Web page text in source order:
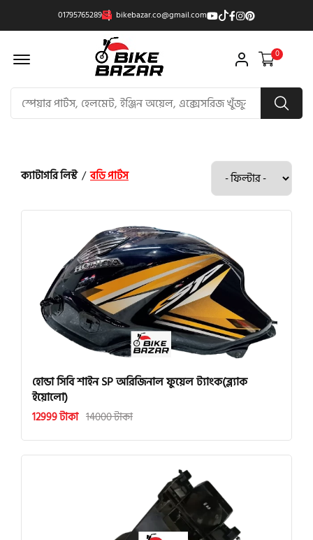
01795765289 bikebazar.co@gmail.com
Offcanvas Menu Open 0
ক্যাটাগরি লিস্ট/বডি পার্টস
হোন্ডা সিবি শাইন SP অরিজিনাল ফুয়েল ট্যাংক(ব্ল্যাক
ইয়োলো)
12999 টাকা 14000 টাকা